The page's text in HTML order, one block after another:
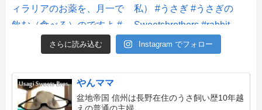
さらに読み込む Instagram でフォロー
やんママ
盆地帝国 信州は長野在住のうさ飼い歴10年越